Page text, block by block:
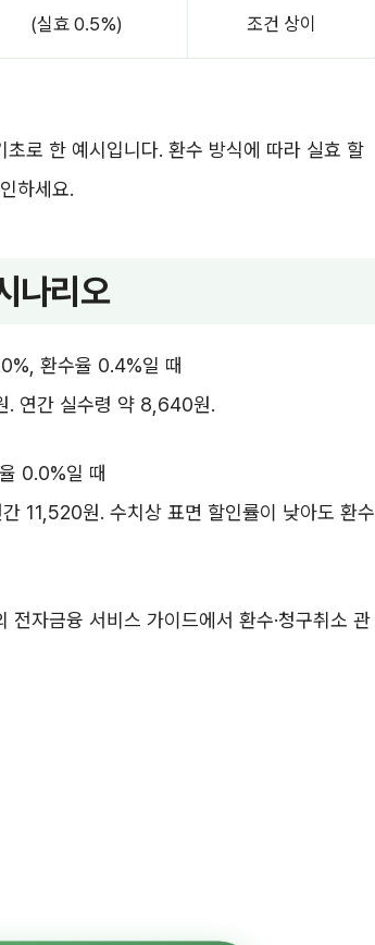
(실효 0.5%)
조건 상이
로 한 예시입니다. 환수 방식에 따라 실효 할
하세요.
나리오
환수율 0.4%일 때
연간 실수령 약 8,640원.
0.0%일 때
원. 수치상 표면 할인률이 낮아도 환수
자금융 서비스 가이드에서 환수·청구취소 관